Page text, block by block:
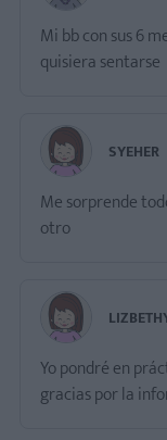
Mi bb con sus 6
quisiera sentarse
SYEHER
Me sorprende
otro
Yo pondré en
gracias por la